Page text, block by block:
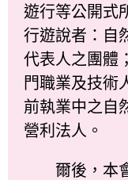
遊行等公開式
行遊說者：自
代表人之團體
門職業及技術
前執業中之自
營利法人。
爾後，本會